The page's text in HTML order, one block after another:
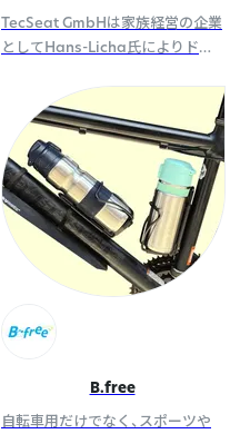
TecSeat GmbHは家族経営の企業
としてHans-Licha氏によりドイ
事に役立つエアクッション製品を
開発しています。
B.free
自転車用だけでなく、スポーツや